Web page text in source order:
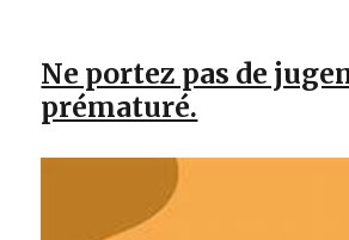
Ne portez pas de
prématuré.